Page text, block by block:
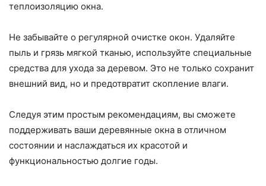
теплоизоляцию окна.
Не забывайте о регулярной очистке окон. Удаляйте
пыль и грязь мягкой тканью, используйте специальные
средства для ухода за деревом. Это не только сохранит
внешний вид, но и предотвратит скопление влаги.
Следуя этим простым рекомендациям, вы сможете
поддерживать ваши деревянные окна в отличном
состоянии и наслаждаться их красотой и
функциональностью долгие годы.